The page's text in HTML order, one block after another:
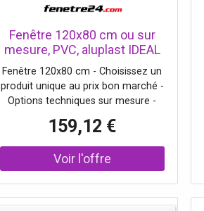
Fenêtre 120x80 cm ou sur
mesure, PVC, aluplast IDEAL
4000, blanc, 1200 x 800 mm,
1 vantail, double vitrage
Fenêtre 120x80 cm - Choisissez un
produit unique au prix bon marché -
Options techniques sur mesure -
- Couleurs au choix.
159,12 €